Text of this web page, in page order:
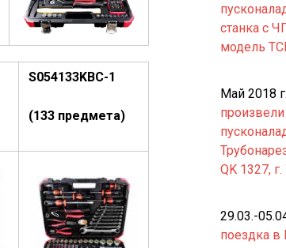
S054133KBC-1
(133 предмета)
станка с
модель
Май 2018 г.
QK 1327,
29.03.-
поездка в